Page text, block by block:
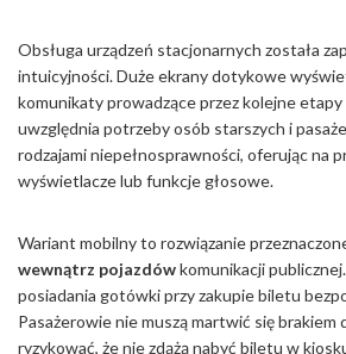
Obsługa urządzeń stacjonarnych została
intuicyjności. Duże ekrany dotykowe
komunikaty prowadzące przez kolejne
uwzględnia potrzeby osób starszych i
rodzajami niepełnosprawności, oferując na
wyświetlacze lub funkcje głosowe.
Wariant mobilny to rozwiązanie
wewnątrz pojazdówkomunikacji
posiadania gotówki przy zakupie biletu
Pasażerowie nie muszą martwić się
ryzykować, że nie zdążą nabyć biletu w